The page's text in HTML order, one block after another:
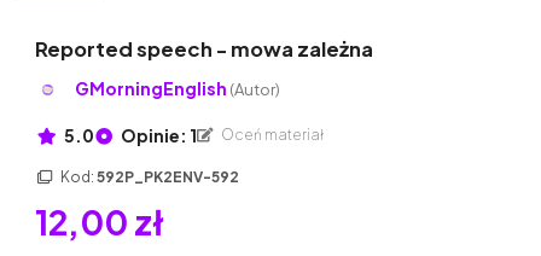
Reported speech - mowa zależna
GMorningEnglish (Autor)
5.0 Opinie: 1 Oceń materiał
Kod: 592P_PK2ENV-592
12,00 zł